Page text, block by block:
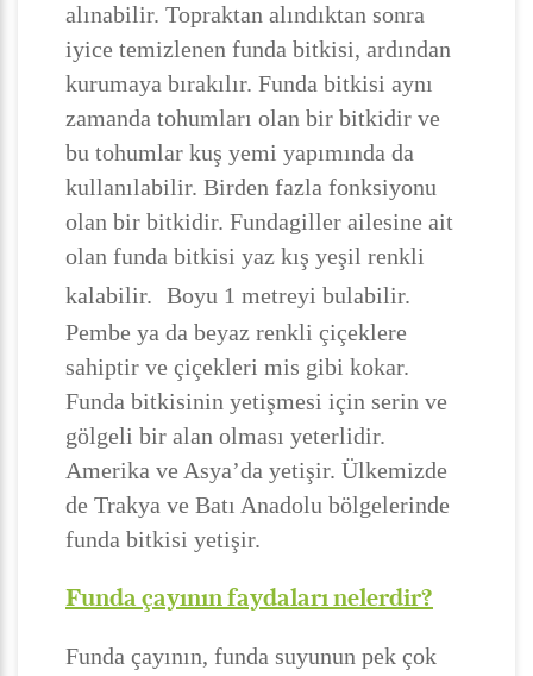
alınabilir. Topraktan alındıktan sonra
iyice temizlenen funda bitkisi, ardından
kurumaya bırakılır. Funda bitkisi aynı
zamanda tohumları olan bir bitkidir ve
bu tohumlar kuş yemi yapımında da
kullanılabilir. Birden fazla fonksiyonu
olan bir bitkidir. Fundagiller ailesine ait
olan funda bitkisi yaz kış yeşil renkli
kalabilir. Boyu 1 metreyi bulabilir.
Pembe ya da beyaz renkli çiçeklere
sahiptir ve çiçekleri mis gibi kokar.
Funda bitkisinin yetişmesi için serin ve
gölgeli bir alan olması yeterlidir.
Amerika ve Asya’da yetişir. Ülkemizde
de Trakya ve Batı Anadolu bölgelerinde
funda bitkisi yetişir.
Funda çayının faydaları nelerdir?
Funda çayının, funda suyunun pek çok